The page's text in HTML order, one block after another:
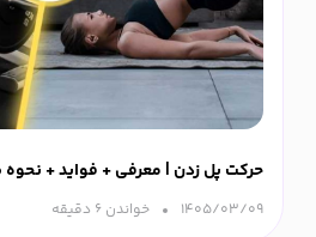
حرکت پل زدن | معرفی + فواید +
۱۴۰۵/۰۳/۰۹ خواندن ۶ دقیقه‌